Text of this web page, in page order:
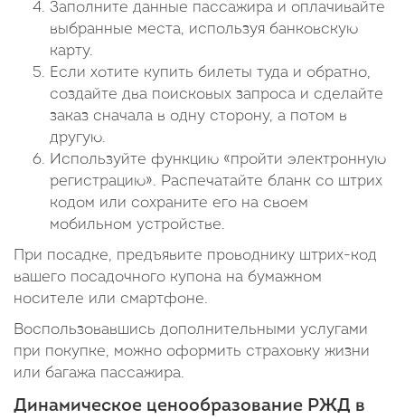
Заполните данные пассажира и оплачивайте
выбранные места, используя банковскую
карту.
Если хотите купить билеты туда и обратно,
создайте два поисковых запроса и сделайте
заказ сначала в одну сторону, а потом в
другую.
Используйте функцию «пройти электронную
регистрацию». Распечатайте бланк со штрих
кодом или сохраните его на своем
мобильном устройстве.
При посадке, предъявите проводнику штрих-код
вашего посадочного купона на бумажном
носителе или смартфоне.
Воспользовавшись дополнительными услугами
при покупке, можно оформить страховку жизни
или багажа пассажира.
Динамическое ценообразование РЖД в